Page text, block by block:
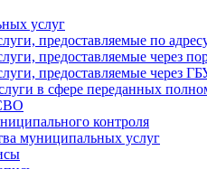
услуг
предоставляемые по
предоставляемые через
предоставляемые через
в сфере переданных
контроля
муниципальных услуг